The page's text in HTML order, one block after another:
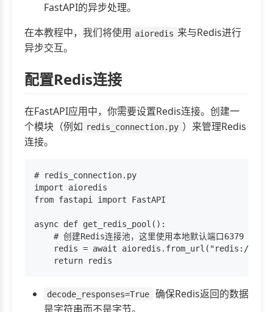
FastAPI的异步处理。
在本教程中，我们将使用 aioredis 来与Redis进行
异步交互。
配置Redis连接
在FastAPI应用中，你需要设置Redis连接。创建一
个模块（例如 redis_connection.py ）来管理Redis
连接。
# redis_connection.py
import aioredis
from fastapi import FastAPI
async def get_redis_pool():
    # 创建Redis连接池，这里使用本地默认端口6379
redis = await aioredis.from_url("redis://
decode_responses=True
确保Redis返回的数据
是字符串而不是字节。